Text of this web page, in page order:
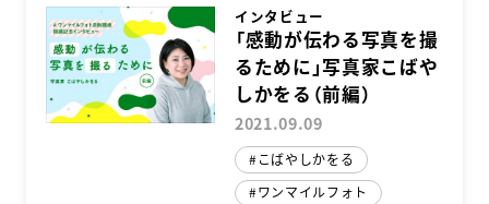
インタビュー
「感動が伝わる写真を撮
るために」写真家こばや
しかをる（前編）
2021.09.09
こばやしかをる
ワンマイルフォト